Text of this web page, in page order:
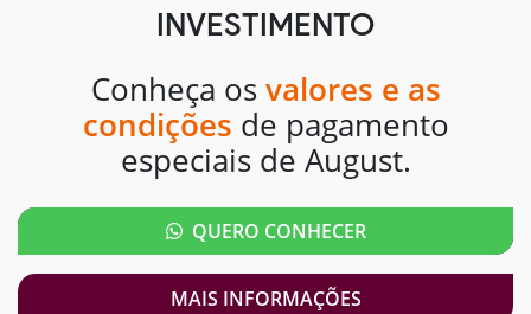
INVESTIMENTO
Conheça os valores e as
condições de pagamento
especiais de August.
QUERO CONHECER
MAIS INFORMAÇÕES